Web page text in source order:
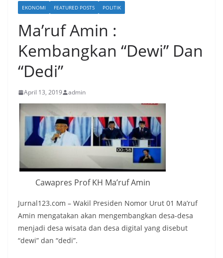
EKONOMI FEATURED POSTS POLITIK
Ma’ruf Amin :
Kembangkan “Dewi” Dan
“Dedi”
April 13, 2019 admin
Cawapres Prof KH Ma’ruf Amin
Jurnal123.com – Wakil Presiden Nomor Urut 01 Ma’ruf
Amin mengatakan akan mengembangkan desa-desa
menjadi desa wisata dan desa digital yang disebut
“dewi” dan “dedi”.